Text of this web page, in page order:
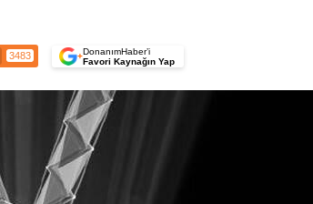
3483 +DonanımHaber’i
Favori Kaynağın Yap